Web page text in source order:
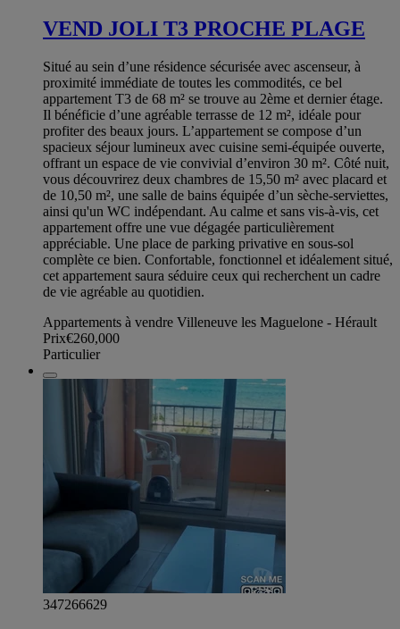
VEND JOLI T3 PROCHE PLAGE
Situé au sein d’une résidence sécurisée avec ascenseur, à
proximité immédiate de toutes les commodités, ce bel
appartement T3 de 68 m² se trouve au 2ème et dernier étage.
Il bénéficie d’une agréable terrasse de 12 m², idéale pour
profiter des beaux jours. L’appartement se compose d’un
spacieux séjour lumineux avec cuisine semi-équipée ouverte,
offrant un espace de vie convivial d’environ 30 m². Côté nuit,
vous découvrirez deux chambres de 15,50 m² avec placard et
de 10,50 m², une salle de bains équipée d’un sèche-serviettes,
ainsi qu'un WC indépendant. Au calme et sans vis-à-vis, cet
appartement offre une vue dégagée particulièrement
appréciable. Une place de parking privative en sous-sol
complète ce bien. Confortable, fonctionnel et idéalement situé,
cet appartement saura séduire ceux qui recherchent un cadre
de vie agréable au quotidien.
Appartements à vendre Villeneuve les Maguelone - Hérault
Prix€260,000
Particulier
347266629